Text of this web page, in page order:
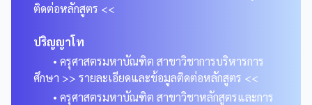
ติดต่อหลักสูตร <<
ปริญญาโท
• ครุศาสตรมหาบัณฑิต สาขาวิชาการบริหารการ
ศึกษา >> รายละเอียดและข้อมูลติดต่อหลักสูตร <<
• ครุศาสตรมหาบัณฑิต สาขาวิชาหลักสูตรและการ